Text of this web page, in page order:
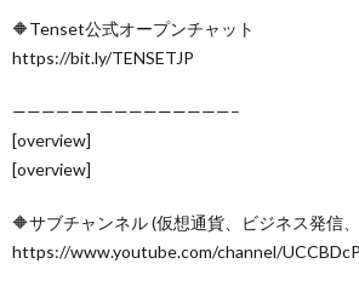
🔶Tenset公式オープンチャット
https://bit.ly/TENSETJP
———————————————–
[overview]
[overview]
🔶サブチャンネル (仮想通貨、ビジネス発信
https://www.youtube.com/channel/